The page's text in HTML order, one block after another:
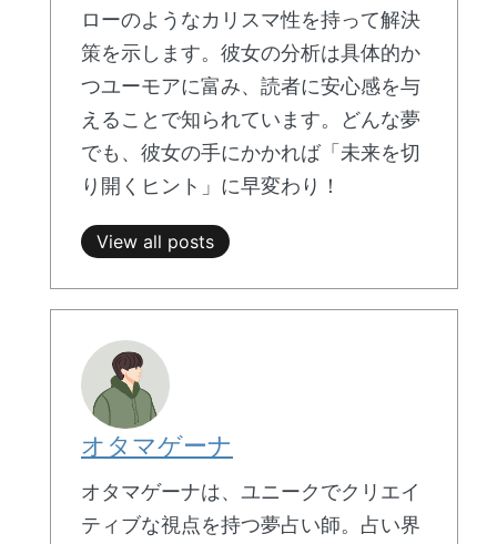
ローのようなカリスマ性を持って解決
策を示します。彼女の分析は具体的か
つユーモアに富み、読者に安心感を与
えることで知られています。どんな夢
でも、彼女の手にかかれば「未来を切
り開くヒント」に早変わり！
View all posts
オタマゲーナ
オタマゲーナは、ユニークでクリエイ
ティブな視点を持つ夢占い師。占い界